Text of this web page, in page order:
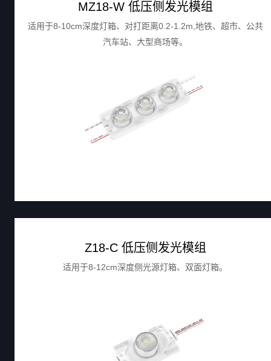
MZ18-W 低压侧发光模组
适用于8-10cm深度灯箱、对打距离0.2-1.2m,地铁、超市、公共
汽车站、大型商场等。
Z18-C 低压侧发光模组
适用于8-12cm深度侧光源灯箱、双面灯箱。